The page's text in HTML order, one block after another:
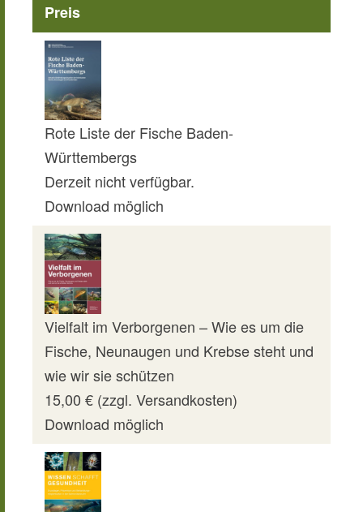
Preis
Rote Liste der Fische Baden-
Württembergs
Derzeit nicht verfügbar.
Download möglich
Vielfalt im Verborgenen – Wie es um die
Fische, Neunaugen und Krebse steht und
wie wir sie schützen
15,00 € (zzgl. Versandkosten)
Download möglich